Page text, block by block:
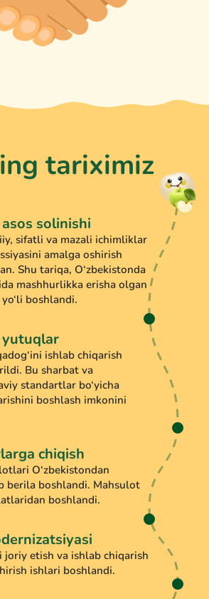
tariximiz
solinishi
sifatli va mazali ichimliklar
amalga oshirish
Shu tariqa, O‘zbekistonda
mashhurlikka erisha olgan
boshlandi.
ishlab chiqarish
Bu sharbat va
standartlar bo‘yicha
boshlash imkonini
chiqish
O‘zbekistondan
berila boshlandi. Mahsulot
boshlandi.
joriy etish va ishlab chiqarish
ishlari boshlandi.